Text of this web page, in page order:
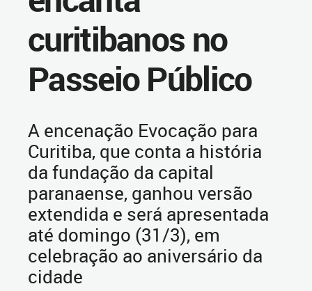
curitibanos no
Passeio Público
A encenação Evocação para
Curitiba, que conta a história
da fundação da capital
paranaense, ganhou versão
extendida e será apresentada
até domingo (31/3), em
celebração ao aniversário da
cidade